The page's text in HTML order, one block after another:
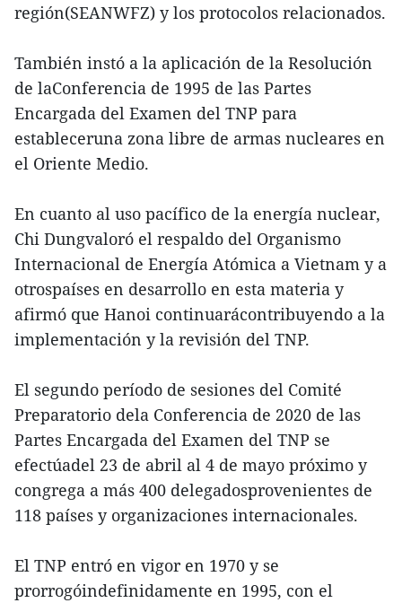
región(SEANWFZ) y los protocolos relacionados.
También instó a la aplicación de la Resolución
de laConferencia de 1995 de las Partes
Encargada del Examen del TNP para
estableceruna zona libre de armas nucleares en
el Oriente Medio.
En cuanto al uso pacífico de la energía nuclear,
Chi Dungvaloró el respaldo del Organismo
Internacional de Energía Atómica a Vietnam y a
otrospaíses en desarrollo en esta materia y
afirmó que Hanoi continuarácontribuyendo a la
implementación y la revisión del TNP.
El segundo período de sesiones del Comité
Preparatorio dela Conferencia de 2020 de las
Partes Encargada del Examen del TNP se
efectúadel 23 de abril al 4 de mayo próximo y
congrega a más 400 delegadosprovenientes de
118 países y organizaciones internacionales.
El TNP entró en vigor en 1970 y se
prorrogóindefinidamente en 1995, con el